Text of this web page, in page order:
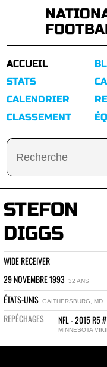
ACCUEIL
STATS
CALENDRIER
CLASSEMENT
STEFON
DIGGS
WIDE RECEIVER
29 NOVEMBRE 1993 32 ANS
ÉTATS-UNIS GAITHERSBURG, MD
REPÊCHAGES NFL - 2015 R5
MINNESOTA